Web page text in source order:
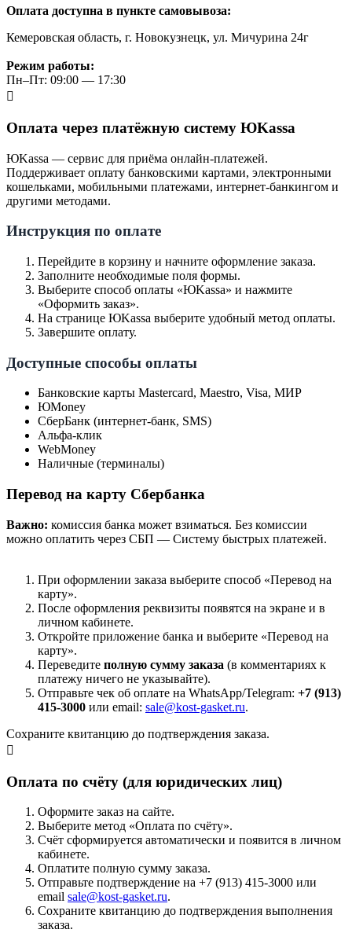
Оплата доступна в пункте самовывоза:
Кемеровская область, г. Новокузнецк, ул. Мичурина 24г
Режим работы:
Пн–Пт: 09:00 — 17:30
Оплата через платёжную систему ЮKassa
ЮKassa — сервис для приёма онлайн-платежей.
Поддерживает оплату банковскими картами, электронными
кошельками, мобильными платежами, интернет-банкингом и
другими методами.
Инструкция по оплате
Перейдите в корзину и начните оформление заказа.
Заполните необходимые поля формы.
Выберите способ оплаты «ЮKassa» и нажмите
«Оформить заказ».
На странице ЮKassa выберите удобный метод оплаты.
Завершите оплату.
Доступные способы оплаты
Банковские карты Mastercard, Maestro, Visa, МИР
ЮMoney
СберБанк (интернет-банк, SMS)
Альфа-клик
WebMoney
Наличные (терминалы)
Перевод на карту Сбербанка
Важно: комиссия банка может взиматься. Без комиссии
можно оплатить через СБП — Систему быстрых платежей.
При оформлении заказа выберите способ «Перевод на
карту».
После оформления реквизиты появятся на экране и в
личном кабинете.
Откройте приложение банка и выберите «Перевод на
карту».
Переведите полную сумму заказа (в комментариях к
платежу ничего не указывайте).
Отправьте чек об оплате на WhatsApp/Telegram: +7 (913)
415-3000 или email: sale@kost-gasket.ru.
Сохраните квитанцию до подтверждения заказа.
Оплата по счёту (для юридических лиц)
Оформите заказ на сайте.
Выберите метод «Оплата по счёту».
Счёт сформируется автоматически и появится в личном
кабинете.
Оплатите полную сумму заказа.
Отправьте подтверждение на +7 (913) 415-3000 или
email sale@kost-gasket.ru.
Сохраните квитанцию до подтверждения выполнения
заказа.